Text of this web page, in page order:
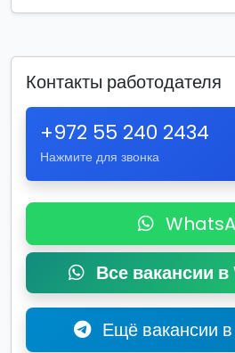
Контакты работодателя
+972 55 240 2434
Нажмите для звонка
Все вакансии
Ещё вакансии